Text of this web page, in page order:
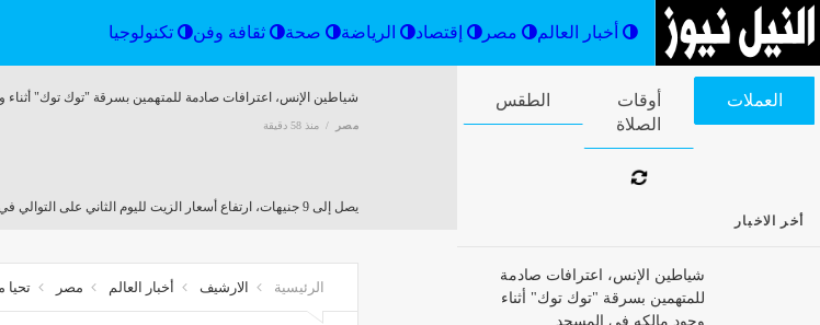
أخبار العالم مصر إقتصاد الرياضة صحة ثقافة وفن
العملات أوقات الصلاة الطقس
أخر الاخبار
للمتهمين بسرقة "توك توك" أثناء
وجود مالكه في المسجد
شياطين الإنس، اعترافات صادمة للمتهمين بسرقة "توك توك"
مصر منذ 58 دقيقة
يصل إلى 9 جنيهات، ارتفاع أسعار الزيت لليوم الثاني على التوالي في الأسواق
الإسكان تطرح أراضي للبيع بالمزاد العلني
الرئيسية الارشيف أخبار العالم مصر تحيا